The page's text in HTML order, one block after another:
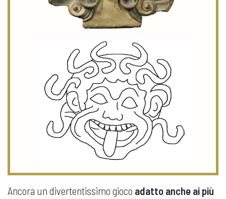
Ancora un divertentissimo gioco adatto anche ai più